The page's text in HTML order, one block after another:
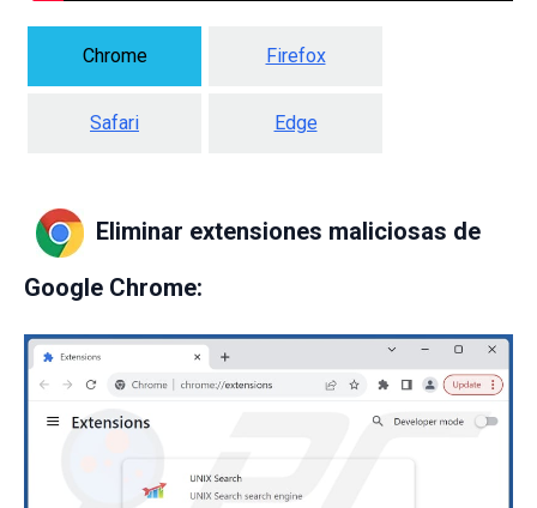
Chrome Firefox
Safari Edge
Eliminar extensiones maliciosas de
Google Chrome: